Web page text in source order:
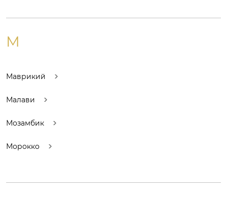
М
Маврикий
Малави
Мозамбик
Морокко